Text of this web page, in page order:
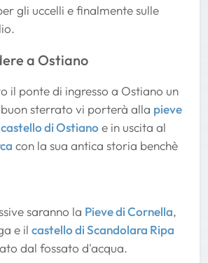
gli uccelli e finalmente sulle
a Ostiano
il ponte di ingresso a Ostiano un
sterrato vi porterà alla pieve
castello di Ostiano e in uscita al
con la sua antica storia benchè
saranno la Pieve di Cornella,
e il castello di Scandolara Ripa
dal fossato d'acqua.